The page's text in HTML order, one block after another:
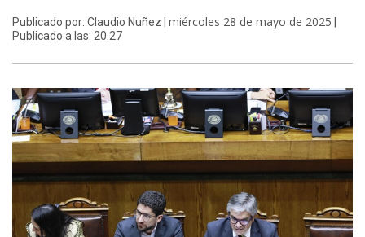
Publicado por: Claudio Nuñez | miércoles 28 de mayo de 2025
Publicado a las: 20:27